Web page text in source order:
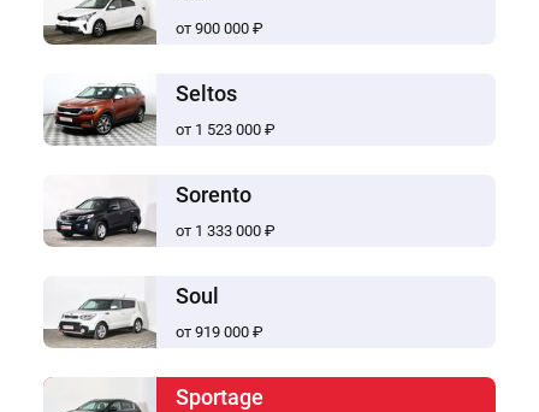
от 900 000 ₽
Seltos
от 1 523 000 ₽
Sorento
от 1 333 000 ₽
Soul
от 919 000 ₽
Sportage